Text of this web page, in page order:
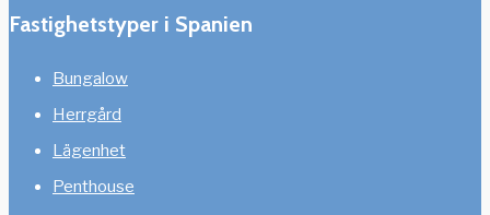
Fastighetstyper i Spanien
Bungalow
Herrgård
Lägenhet
Penthouse